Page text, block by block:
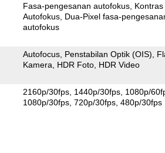
Fasa-pengesanan autofokus Kontras
Autofokus Dua-Pixel fasa-pengesanan
autofokus
Autofocus Penstabilan Optik (OIS)
Kamera
HDR Foto HDR Video
2160p/30fps 1440p/30fps 1080p/
1080p/30fps 720p/30fps 480p/30fps